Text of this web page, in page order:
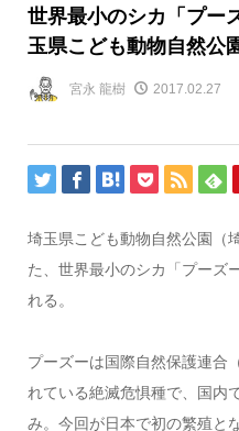
世界最小のシカ「プ
玉県こども動物自然公
宮永 龍樹 2017.02.27
埼玉県こども動物自然公園（
た、世界最小のシカ「プーズ
れる。
プーズーは国際自然保護連合
れている絶滅危惧種で、国内
み。今回が日本で初の繁殖と